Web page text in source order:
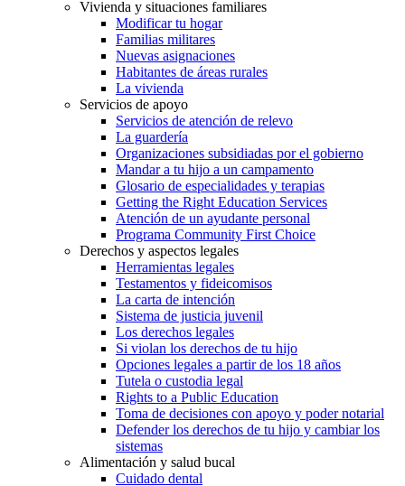
Vivienda y situaciones familiares
Modificar tu hogar
Familias militares
Nuevas asignaciones
Habitantes de áreas rurales
La vivienda
Servicios de apoyo
Servicios de atención de relevo
La guardería
Organizaciones subsidiadas por el gobierno
Mandar a tu hijo a un campamento
Glosario de especialidades y terapias
Getting the Right Education Services
Atención de un ayudante personal
Programa Community First Choice
Derechos y aspectos legales
Herramientas legales
Testamentos y fideicomisos
La carta de intención
Sistema de justicia juvenil
Los derechos legales
Si violan los derechos de tu hijo
Opciones legales a partir de los 18 años
Tutela o custodia legal
Rights to a Public Education
Toma de decisiones con apoyo y poder notarial
Defender los derechos de tu hijo y cambiar los
sistemas
Alimentación y salud bucal
Cuidado dental